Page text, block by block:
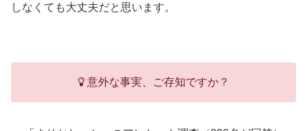
しなくても大丈夫だと思います。
意外な事実、ご存知ですか？